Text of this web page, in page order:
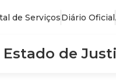
de ServiçosDiário Oficial
Estado de